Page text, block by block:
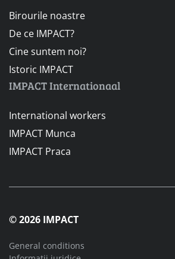
Birourile noastre
De ce IMPACT?
Cine suntem noi?
Istoric IMPACT
IMPACT Internationaal
International workers
IMPACT Munca
IMPACT Praca
© 2026 IMPACT
General conditions